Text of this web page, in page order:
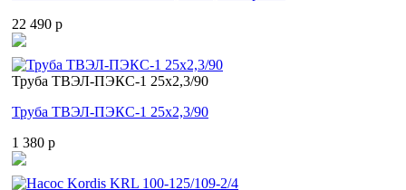
22 490 p
Труба ТВЭЛ-ПЭКС-1 25x2,3/90
Труба ТВЭЛ-ПЭКС-1 25x2,3/90
1 380 p